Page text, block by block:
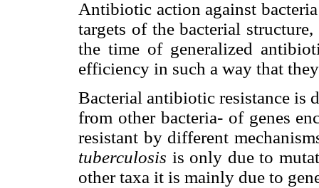
Antibiotic action against
targets of the bacterial
the time of generalized
efficiency in such a way that
Bacterial antibiotic resistance is
from other bacteria- of genes
resistant by different
tuberculosis is only due to
other taxa it is mainly due to